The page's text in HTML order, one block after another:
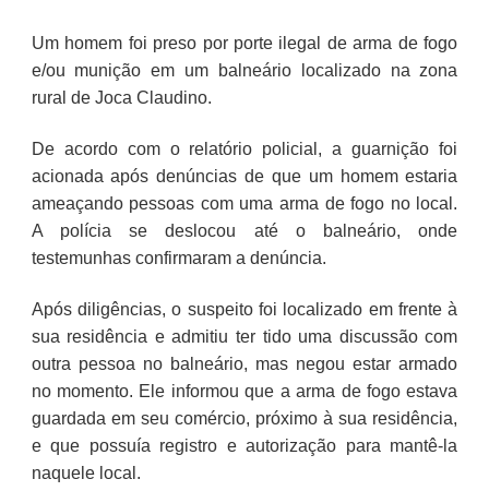
Um homem foi preso por porte ilegal de arma de fogo
e/ou munição em um balneário localizado na zona
rural de Joca Claudino.
De acordo com o relatório policial, a guarnição foi
acionada após denúncias de que um homem estaria
ameaçando pessoas com uma arma de fogo no local.
A polícia se deslocou até o balneário, onde
testemunhas confirmaram a denúncia.
Após diligências, o suspeito foi localizado em frente à
sua residência e admitiu ter tido uma discussão com
outra pessoa no balneário, mas negou estar armado
no momento. Ele informou que a arma de fogo estava
guardada em seu comércio, próximo à sua residência,
e que possuía registro e autorização para mantê-la
naquele local.